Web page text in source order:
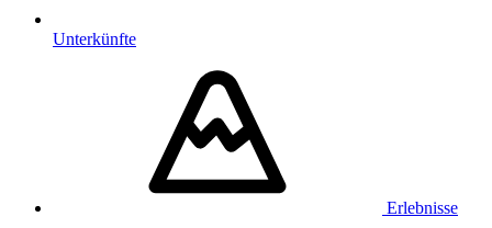
Unterkünfte
Erlebnisse